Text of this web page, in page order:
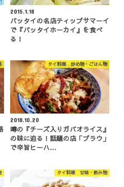
2015.1.18
パッタイの名店ティップサマーイ
で『パッタイホーカイ』を食べ
る！
タイ料理 炒め物・ごはん物
2018.10.20
噂の『チーズ入りガパオライス』
の味に迫る！話題の店「プラウ」
で辛旨ヒーハ…
タイ料理 甘味・飲み物